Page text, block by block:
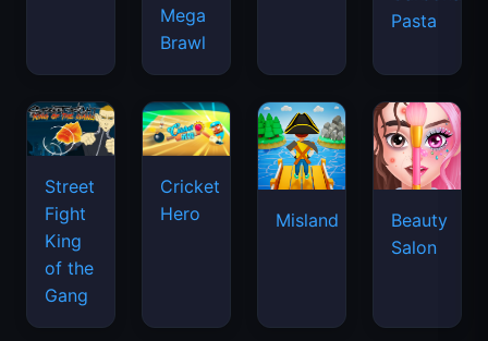
Mega
Brawl
Pasta
Street
Fight
King
of the
Gang
Cricket
Hero
Misland
Beauty
Salon